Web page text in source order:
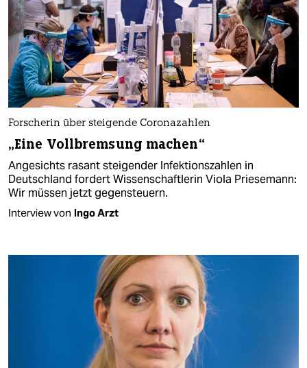
Forscherin über steigende Coronazahlen
„Eine Vollbremsung machen“
Angesichts rasant steigender Infektionszahlen in
Deutschland fordert Wissenschaftlerin Viola Priesemann:
Wir müssen jetzt gegensteuern.
Interview von Ingo Arzt